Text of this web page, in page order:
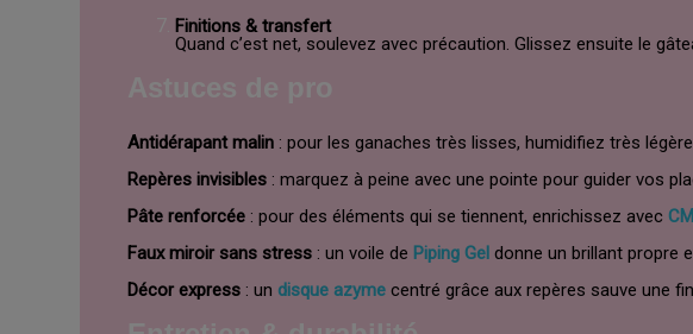
Finitions & transfert
Quand c’est net, soulevez avec précaution. Glissez ensuite le
Antidérapant malin : pour les ganaches très lisses, humidifiez très
Repères invisibles : marquez à peine avec une pointe pour guider vos
Pâte renforcée : pour des éléments qui se tiennent, enrichissez avec
Faux miroir sans stress : un voile de Piping Gel donne un brillant propre
Décor express : undisque azyme centré grâce aux repères sauve une